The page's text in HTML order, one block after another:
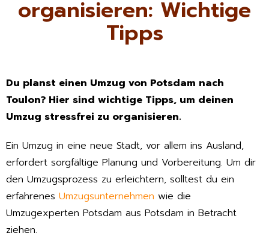
organisieren: Wichtige
Tipps
Du planst einen Umzug von Potsdam nach
Toulon? Hier sind wichtige Tipps, um deinen
Umzug stressfrei zu organisieren.
Ein Umzug in eine neue Stadt, vor allem ins Ausland,
erfordert sorgfältige Planung und Vorbereitung. Um dir
den Umzugsprozess zu erleichtern, solltest du ein
erfahrenes Umzugsunternehmen wie die
Umzugexperten Potsdam aus Potsdam in Betracht
ziehen.